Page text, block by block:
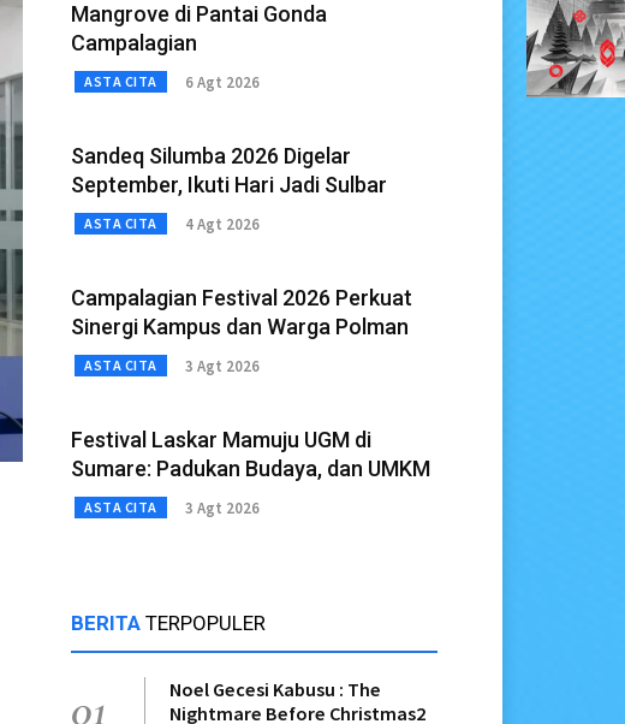
Mangrove di Pantai Gonda
Campalagian
ASTA CITA 6 Agt 2026
Sandeq Silumba 2026 Digelar
September, Ikuti Hari Jadi Sulbar
ASTA CITA 4 Agt 2026
Campalagian Festival 2026 Perkuat
Sinergi Kampus dan Warga Polman
ASTA CITA 3 Agt 2026
Festival Laskar Mamuju UGM di
Sumare: Padukan Budaya, dan UMKM
ASTA CITA 3 Agt 2026
BERITA TERPOPULER
01
Noel Gecesi Kabusu : The
Nightmare Before Christmas2